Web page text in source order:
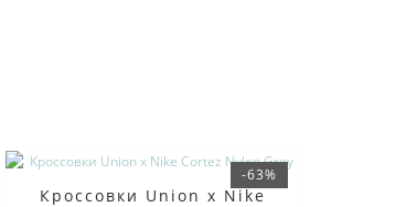
-63%
Кроссовки Union x Nike